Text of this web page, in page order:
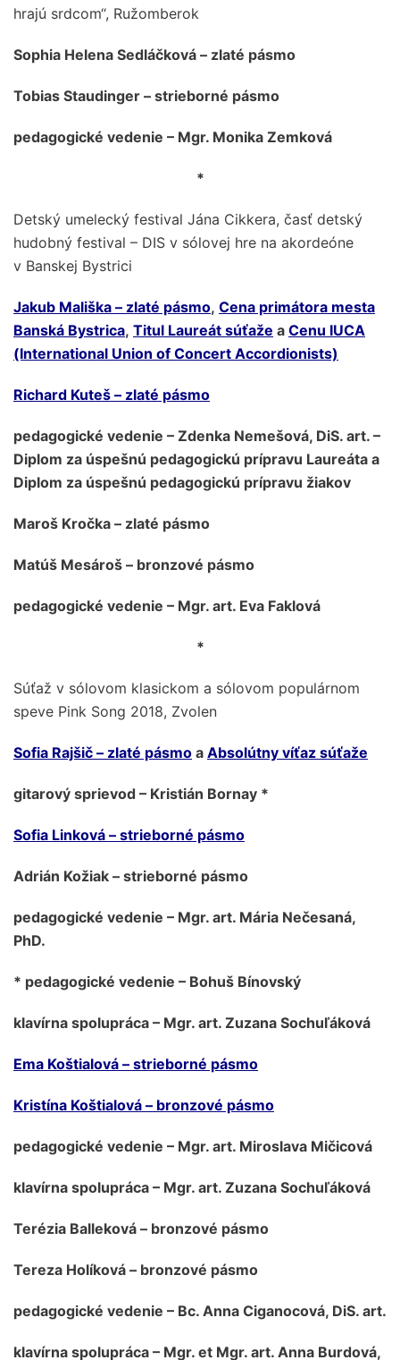
hrajú srdcom“, Ružomberok
Sophia Helena Sedláčková – zlaté pásmo
Tobias Staudinger – strieborné pásmo
pedagogické vedenie – Mgr. Monika Zemková
*
Detský umelecký festival Jána Cikkera, časť detský
hudobný festival – DIS v sólovej hre na akordeóne
v Banskej Bystrici
Jakub Mališka – zlaté pásmo, Cena primátora mesta
Banská Bystrica, Titul Laureát súťaže a Cenu IUCA
(International Union of Concert Accordionists)
Richard Kuteš – zlaté pásmo
pedagogické vedenie – Zdenka Nemešová, DiS. art. –
Diplom za úspešnú pedagogickú prípravu Laureáta a
Diplom za úspešnú pedagogickú prípravu žiakov
Maroš Kročka – zlaté pásmo
Matúš Mesároš – bronzové pásmo
pedagogické vedenie – Mgr. art. Eva Faklová
*
Súťaž v sólovom klasickom a sólovom populárnom
speve Pink Song 2018, Zvolen
Sofia Rajšič – zlaté pásmo a Absolútny víťaz súťaže
gitarový sprievod – Kristián Bornay *
Sofia Linková – strieborné pásmo
Adrián Kožiak – strieborné pásmo
pedagogické vedenie – Mgr. art. Mária Nečesaná,
PhD.
* pedagogické vedenie – Bohuš Bínovský
klavírna spolupráca – Mgr. art. Zuzana Sochuľáková
Ema Koštialová – strieborné pásmo
Kristína Koštialová – bronzové pásmo
pedagogické vedenie – Mgr. art. Miroslava Mičicová
klavírna spolupráca – Mgr. art. Zuzana Sochuľáková
Terézia Balleková – bronzové pásmo
Tereza Holíková – bronzové pásmo
pedagogické vedenie – Bc. Anna Ciganocová, DiS. art.
klavírna spolupráca – Mgr. et Mgr. art. Anna Burdová,